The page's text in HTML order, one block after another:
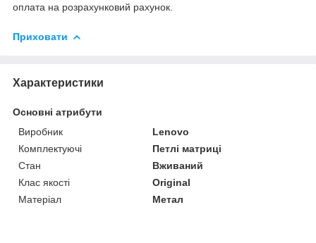
оплата на розрахунковий рахунок.
Приховати
Характеристики
Основні атрибути
Виробник
Lenovo
Комплектуючі
Петлі матриці
Стан
Вживаний
Клас якості
Original
Матеріал
Метал